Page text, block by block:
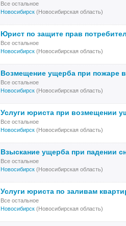
Все остальное
Новосибирск (Новосибирская область)
Юрист по защите прав
Все остальное
Новосибирск (Новосибирская область)
Возмещение ущерба при пожаре
Все остальное
Новосибирск (Новосибирская область)
Услуги юриста при возмещении
Все остальное
Новосибирск (Новосибирская область)
Взыскание ущерба при падении
Все остальное
Новосибирск (Новосибирская область)
Услуги юриста по заливам
Все остальное
Новосибирск (Новосибирская область)